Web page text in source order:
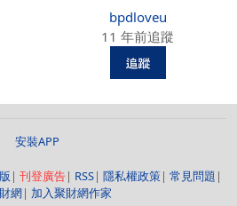
bpdloveu
11 年前追蹤
安裝APP
| 刊登廣告| RSS| 隱私權政策| 常見問題 |
網| 加入聚財網作家